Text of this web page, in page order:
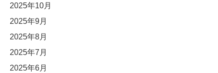
2025年10月
2025年9月
2025年8月
2025年7月
2025年6月